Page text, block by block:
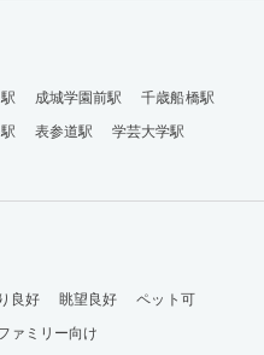
成城学園前駅
千歳船橋駅
表参道駅
学芸大学駅
良好 眺望良好
ペット可
ァミリー向け